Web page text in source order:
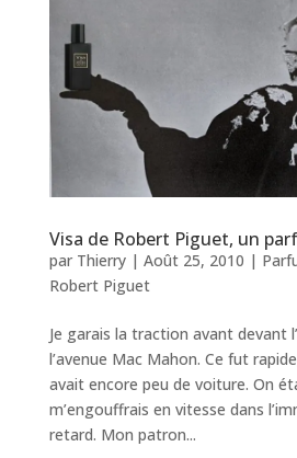
Visa de Robert Piguet, un
par Thierry| Août 25, 2010 |
Robert Piguet
Je garais la traction avant devant
l’avenue Mac Mahon. Ce fut
avait encore peu de voiture. On
m’engouffrais en vitesse dans
retard. Mon patron...